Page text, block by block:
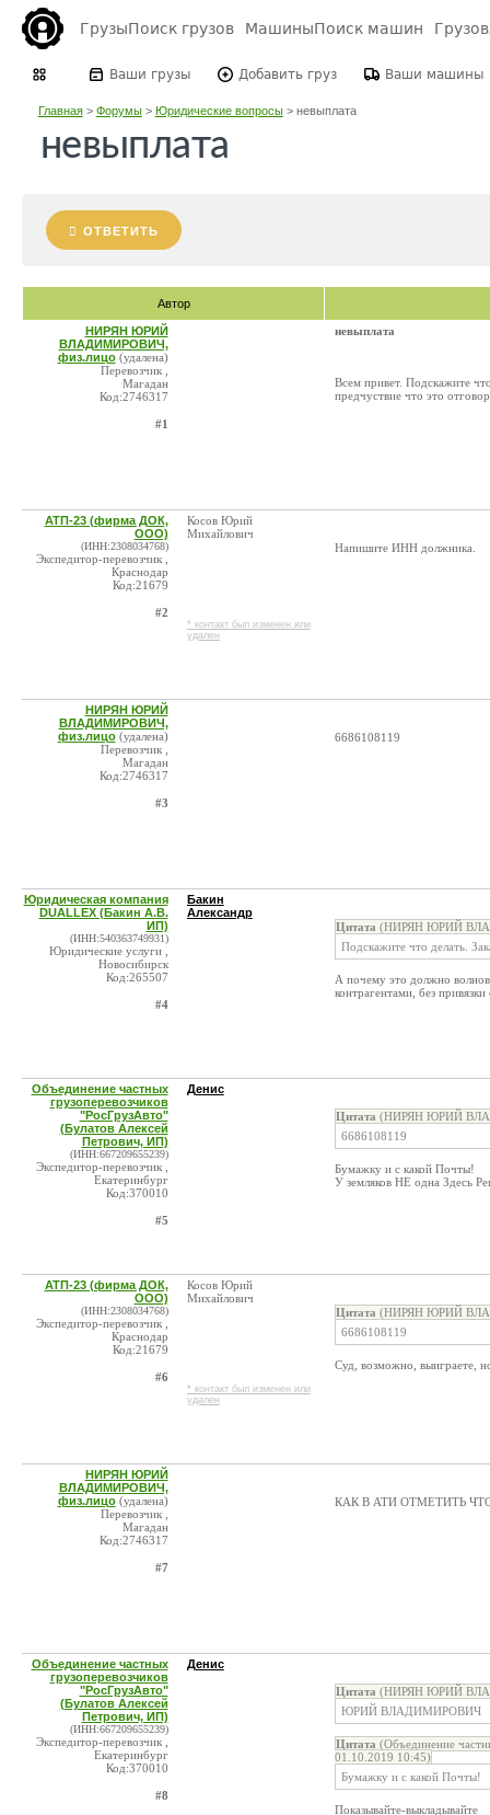
ГрузыПоиск грузов МашиныПоиск машин
Ваши грузы Добавить груз Ваши машины
Главная> Форумы> Юридические вопросы> невыплата
невыплата
ОТВЕТИТЬ
Автор
НИРЯН ЮРИЙ
ВЛАДИМИРОВИЧ,
физ.лицо (удалена)
Перевозчик ,
Магадан
Код:2746317
#1
невыплата
Всем привет. Подскажите
предчуствие что это
АТП-23 (фирма ДОК,
ООО)
(ИНН:2308034768)
Экспедитор-перевозчик ,
Краснодар
Код:21679
#2
Косов Юрий
Михайлович
* контакт был изменен или
удален
Напишите ИНН должника.
НИРЯН ЮРИЙ
ВЛАДИМИРОВИЧ,
физ.лицо (удалена)
Перевозчик ,
Магадан
Код:2746317
#3
6686108119
Юридическая компания
DUALLEX (Бакин А.В.
ИП)
(ИНН:540363749931)
Юридические услуги ,
Новосибирск
Код:265507
#4
Бакин
Александр
Цитата (НИРЯН ЮРИЙ
Подскажите что делать.
А почему это должно
контрагентами, без
Объединение частных
грузоперевозчиков
"РосГрузАвто"
(Булатов Алексей
Петрович, ИП)
(ИНН:667209655239)
Экспедитор-перевозчик ,
Екатеринбург
Код:370010
#5
Денис
Цитата (НИРЯН ЮРИЙ
6686108119
Бумажку и с какой Почты!
У земляков НЕ одна Здесь
АТП-23 (фирма ДОК,
ООО)
(ИНН:2308034768)
Экспедитор-перевозчик ,
Краснодар
Код:21679
#6
Косов Юрий
Михайлович
* контакт был изменен или
удален
Цитата (НИРЯН ЮРИЙ
6686108119
Суд, возможно, выиграете,
НИРЯН ЮРИЙ
ВЛАДИМИРОВИЧ,
физ.лицо (удалена)
Перевозчик ,
Магадан
Код:2746317
#7
КАК В АТИ ОТМЕТИТЬ
Объединение частных
грузоперевозчиков
"РосГрузАвто"
(Булатов Алексей
Петрович, ИП)
(ИНН:667209655239)
Экспедитор-перевозчик ,
Екатеринбург
Код:370010
#8
Денис
Цитата (НИРЯН ЮРИЙ
ЮРИЙ ВЛАДИМИРОВИЧ
Цитата (Объединение
01.10.2019 10:45)
Бумажку и с какой Почты!
Показывайте-выкладывайте